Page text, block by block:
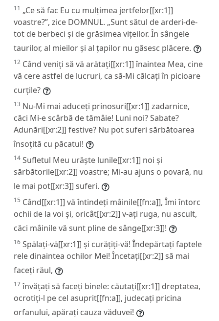
11 „Ce să fac Eu cu mulțimea jertfelor[[xr:1]]
voastre?”, zice DOMNUL. „Sunt sătul de arderi-de-
tot de berbeci și de grăsimea vițeilor. În sângele
taurilor, al mieilor și al țapilor nu găsesc plăcere.
12 Când veniți să vă arătați[[xr:1]] înaintea Mea, cine
vă cere astfel de lucruri, ca să-Mi călcați în picioare
curțile?
13 Nu-Mi mai aduceți prinosuri[[xr:1]] zadarnice,
căci Mi-e scârbă de tămâie! Luni noi? Sabate?
Adunări[[xr:2]] festive? Nu pot suferi sărbătoarea
însoțită cu păcatul!
14 Sufletul Meu urăște lunile[[xr:1]] noi și
sărbătorile[[xr:2]] voastre; Mi-au ajuns o povară, nu
le mai pot[[xr:3]] suferi.
15 Când[[xr:1]] vă întindeți mâinile[[fn:a]], Îmi întorc
ochii de la voi și, oricât[[xr:2]] v-ați ruga, nu ascult,
căci mâinile vă sunt pline de sânge[[xr:3]]!
16 Spălați-vă[[xr:1]] și curățiți-vă! Îndepărtați faptele
rele dinaintea ochilor Mei! Încetați[[xr:2]] să mai
faceți răul,
17 învățați să faceți binele: căutați[[xr:1]] dreptatea,
ocrotiți-l pe cel asuprit[[fn:a]], judecați pricina
orfanului, apărați cauza văduvei!